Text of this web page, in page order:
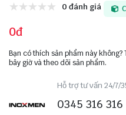
0 đánh giá
0đ
Bạn có thích sản phẩm này
bây giờ và theo dõi sản phẩm.
Hỗ trợ tư vấn 24/7/
0345 316 316